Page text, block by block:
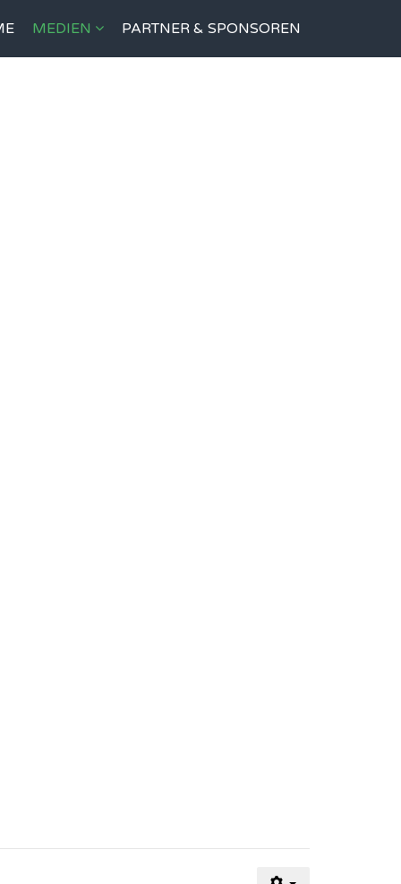
MEDIEN PARTNER & SPONSOREN